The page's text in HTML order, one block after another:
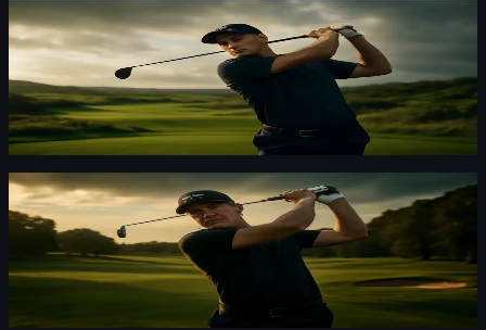
Golf·ByMaja Forsberg·6 d sedan
Harrington tillbaka i Ryder Cup — oväntat val i
Irland
Jag tycker Harrington är ett smart, oväntat val. Han
trodde det var över, men nu är han tillbaka.
Golf·ByLars "Lansen" Kallström·6 d sedan
Henrik Stenson tillbaka på DP World Tour i
augusti
Stenson dyker upp i Odense i augusti. Vi blir inte
förvånade om han ställer till det för någon favorit.